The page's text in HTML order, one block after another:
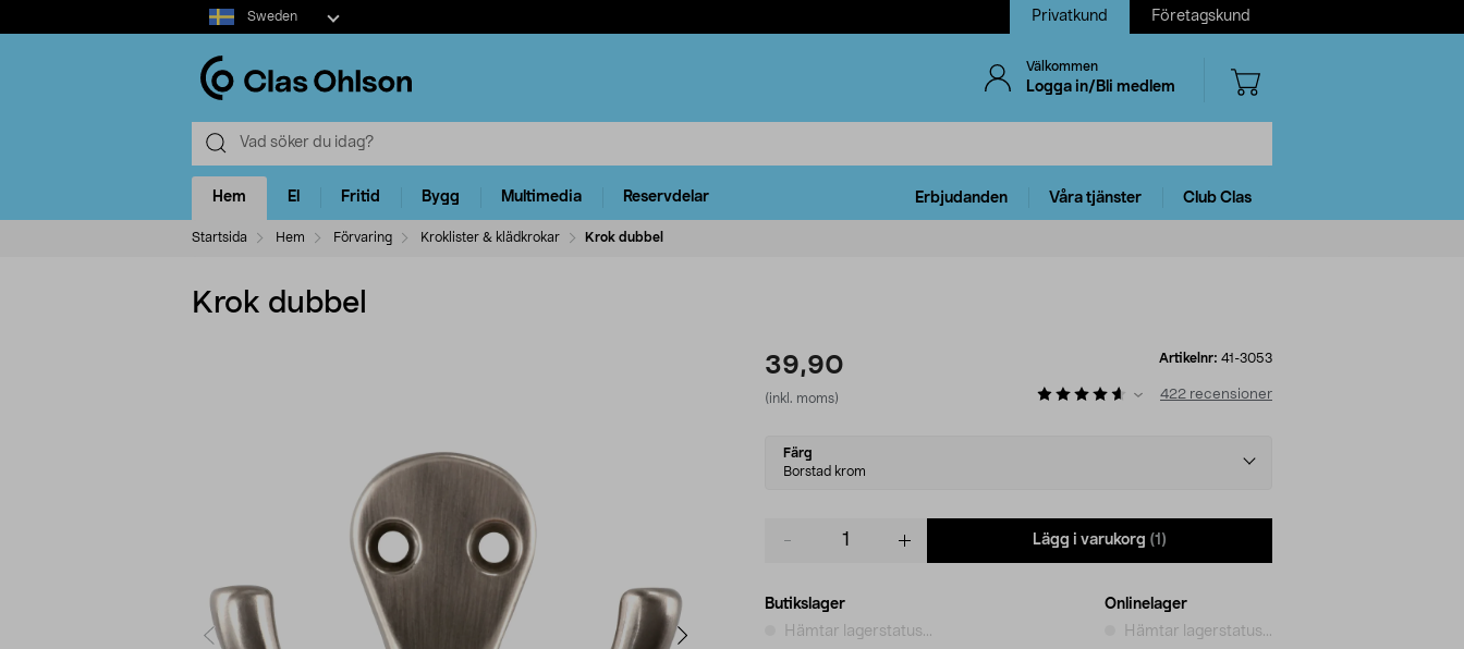
Select
market
Sweden Privatkund Företagskund
Välkommen
Logga in/Bli medlem
Hem El Fritid Bygg Multimedia Reservdelar Erbjudanden Våra tjänster Club Clas
Startsida Hem Förvaring Kroklister & klädkrokar Krok dubbel
Krok dubbel
39,90
(inkl. moms)
Artikelnr: 41-3053
422 recensioner
Select
variant
Färg
Borstad krom
Lägg i varukorg (1)
Butikslager
Hämtar lagerstatus...
Onlinelager
Hämtar lagerstatus...